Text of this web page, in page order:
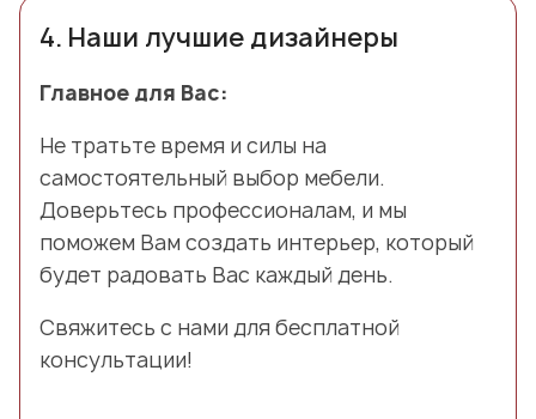
4. Наши лучшие дизайнеры
Главное для Вас:
Не тратьте время и силы на
самостоятельный выбор мебели.
Доверьтесь профессионалам, и мы
поможем Вам создать интерьер, который
будет радовать Вас каждый день.
Свяжитесь с нами для бесплатной
консультации!